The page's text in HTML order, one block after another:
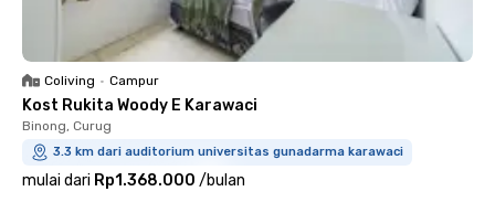
Coliving • Campur
Kost Rukita Woody E Karawaci
Binong, Curug
3.3 km dari auditorium universitas gunadarma karawaci
mulai dari Rp1.368.000 /bulan